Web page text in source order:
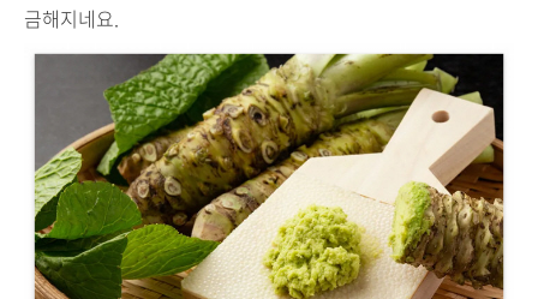
금해지네요.